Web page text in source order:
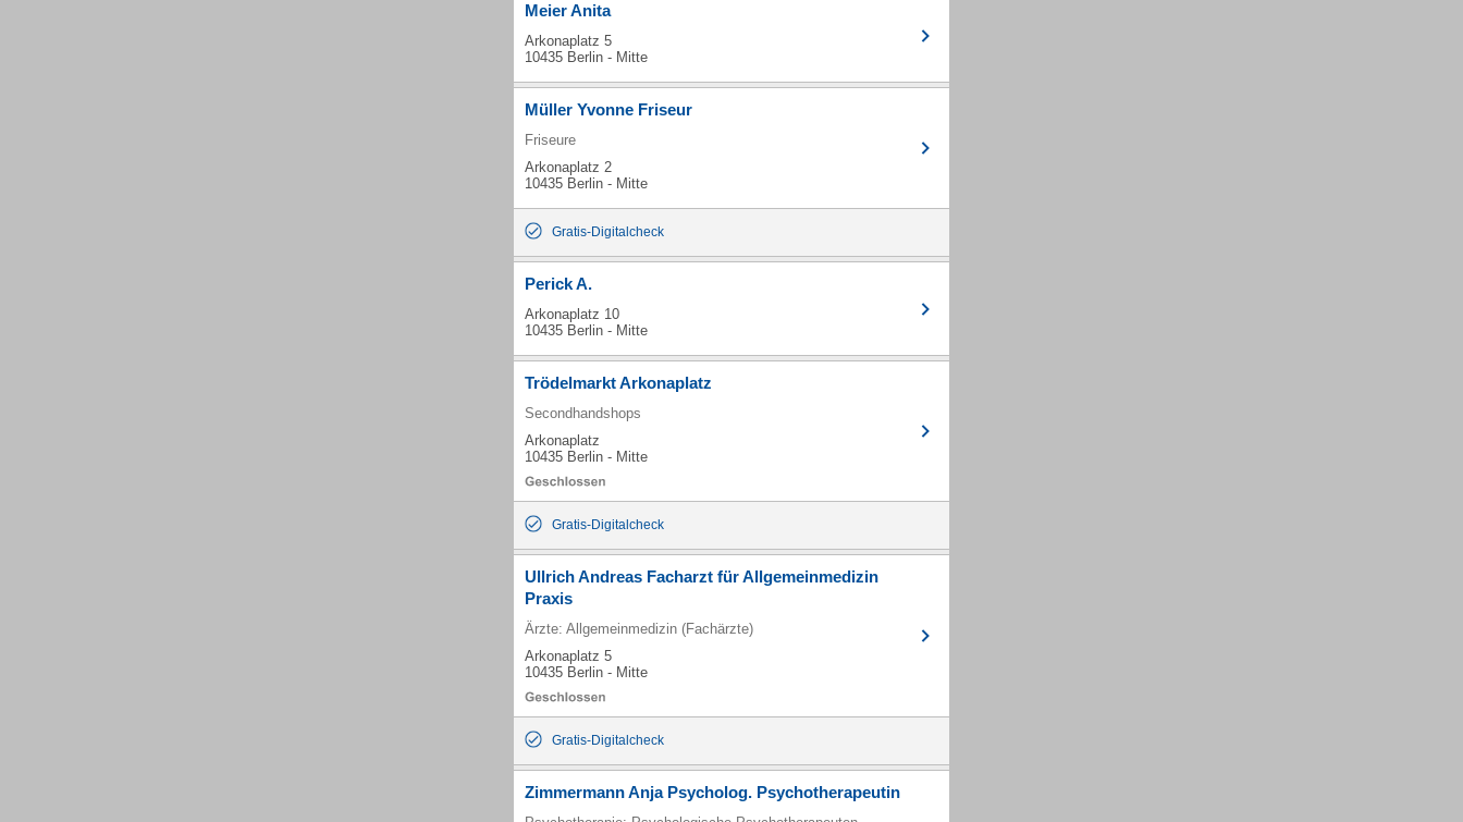
Meier Anita
Arkonaplatz 5
10435 Berlin - Mitte
Müller Yvonne Friseur
Friseure
Arkonaplatz 2
10435 Berlin - Mitte
Gratis-Digitalcheck
Perick A.
Arkonaplatz 10
10435 Berlin - Mitte
Trödelmarkt Arkonaplatz
Secondhandshops
Arkonaplatz
10435 Berlin - Mitte
Gratis-Digitalcheck
Ullrich Andreas Facharzt für Allgemeinmedizin
Praxis
Ärzte: Allgemeinmedizin (Fachärzte)
Arkonaplatz 5
10435 Berlin - Mitte
Gratis-Digitalcheck
Zimmermann Anja Psycholog. Psychotherapeutin